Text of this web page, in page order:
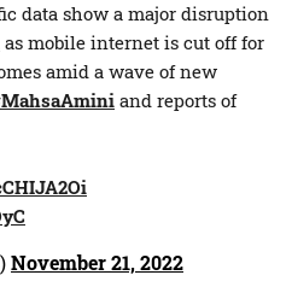
data show a major disruption
as mobile internet is cut off for
amid a wave of new
and reports of
November 21, 2022